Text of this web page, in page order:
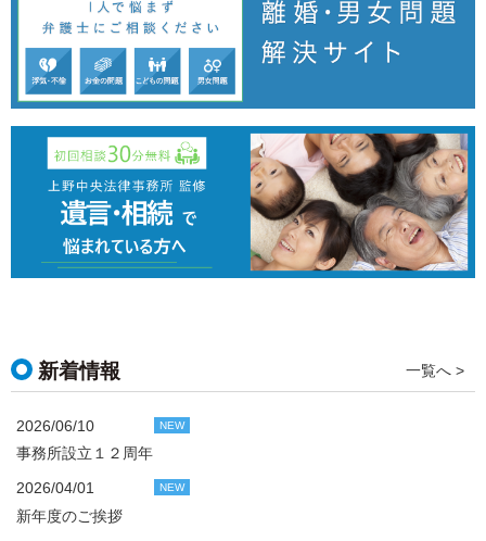
新着情報 一覧へ >
2026/06/10 NEW
事務所設立１２周年
2026/04/01 NEW
新年度のご挨拶